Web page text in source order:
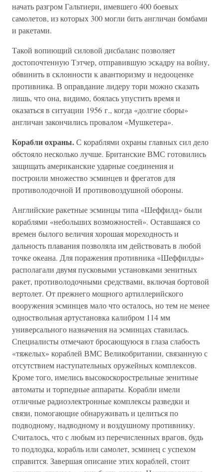
начать разгром Гальтиери, имевшего 400 боевых
самолетов, из которых 300 могли бить англичан бомбами
и ракетами.
Такой вопиющий силовой дисбаланс позволяет
достопочтенную Тэтчер, отправившую эскадру на войну,
обвинить в склонности к авантюризму и недооценке
противника. В оправдание лидеру тори можно сказать
лишь, что она, видимо, боялась упустить время и
оказаться в ситуации 1956 г., когда «долгие сборы»
англичан закончились провалом «Мушкетера».
Корабли охраны.С кораблями охраны главных сил дело
обстояло несколько лучше. Британские ВМС готовились
защищать американские ударные соединения и
построили множество эсминцев и фрегатов для
противолодочной И противовоздушной обороны.
Английские ракетные эсминцы типа «Шеффилд» были
кораблями «небольших возможностей». Оставшаяся со
времен былого величия хорошая мореходность и
дальность плавания позволяла им действовать в любой
точке океана. Для поражения противника «Шеффилды»
располагали двумя пусковыми установками зенитных
ракет, противолодочными средствами, включая бортовой
вертолет. От прежнего мощного артиллерийского
вооружения эсминцев мало что осталось, но тем не менее
одноствольная артустановка калибром 114 мм
универсального назначения на эсминцах ставилась.
Специалисты отмечают бросающуюся в глаза слабость
«тяжелых» кораблей ВМС Великобритании, связанную с
отсутствием наступательных оружейных комплексов.
Кроме того, имелись высокоскорострельные зенитные
автоматы и торпедные аппараты. Корабли имели
отличные радиоэлектронные комплексы разведки и
связи, помогающие обнаруживать и целиться по
подводному, надводному и воздушному противнику.
Считалось, что с любым из перечисленных врагов, будь
то подлодка, корабль или самолет, эсминец с успехом
справится. Завершая описание этих кораблей, стоит